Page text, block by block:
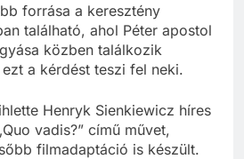
forrása a keresztény
található, ahol Péter apostol
közben találkozik
a kérdést teszi fel neki.
Henryk Sienkiewicz híres
vadis?” című művet,
filmadaptáció is készült.